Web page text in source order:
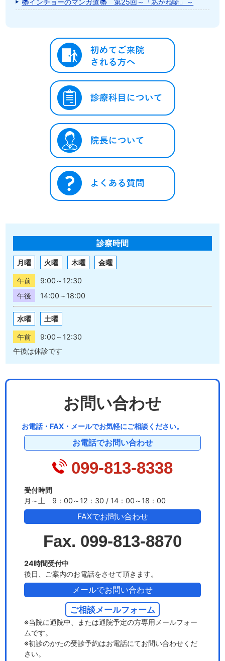
📚インチョーのマンガ道📚 第25回～「あかね噺」～
診察時間
月曜 火曜 木曜 金曜
午前
9:00～12:30
午後
14:00～18:00
水曜 土曜
午前
9:00～12:30
午後は休診です
お問い合わせ
お電話・FAX・メールでお気軽にご相談ください。
お電話でお問い合わせ
099-813-8338
受付時間
月～土 9：00～12：30 / 14：00～18：00
FAXでお問い合わせ
Fax. 099-813-8870
24時間受付中
後日、ご案内のお電話をさせて頂きます。
メールでお問い合わせ
ご相談メールフォーム
※当院に通院中、または通院予定の方専用メールフォー
ムです。
※初診のかたの受診予約はお電話にてお問い合わせくだ
さい。